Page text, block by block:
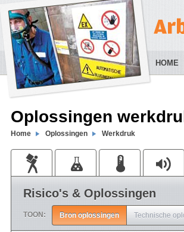
HOME
Oplossingen
Home Oplossingen Werkdruk
Risico's & Oplossingen
TOON: Bron oplossingen Technische